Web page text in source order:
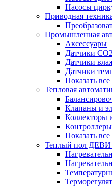
Насосы
Приводная
Промышленная
Аксессуары
Датчики CO2
Датчики
Датчики
Показать все
Тепловая
Клапаны и
Коллекторы
Показать все
Теплый пол ДЕВИ